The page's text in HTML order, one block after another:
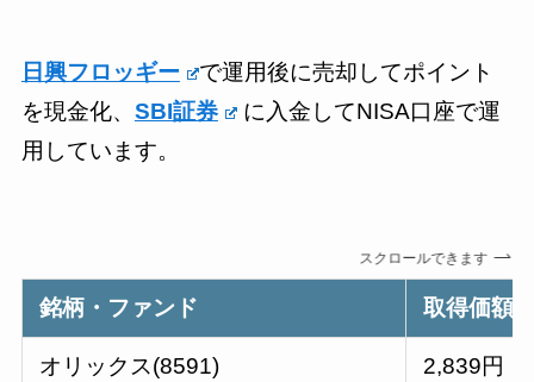
日興フロッギー
で運用後に売却してポイント
を現金化、 SBI証券
に入金してNISA口座で運
用しています。
スクロールできます
銘柄・ファンド 取得価額
オリックス(8591) 2,839円